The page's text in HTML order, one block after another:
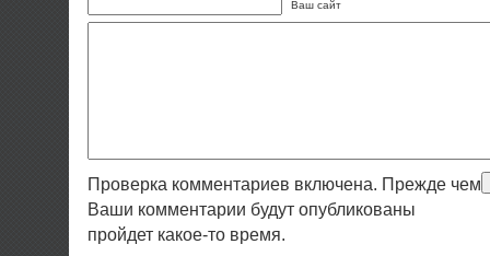
Ваш сайт
Проверка комментариев включена. Прежде чем
Ваши комментарии будут опубликованы
пройдет какое-то время.